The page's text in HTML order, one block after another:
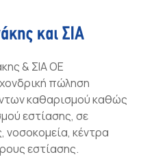
& ΣΙΑ ΟΕ
πώληση
καθαρισμού καθώς
εστίασης, σε
νοσοκομεία, κέντρα
εστίασης.